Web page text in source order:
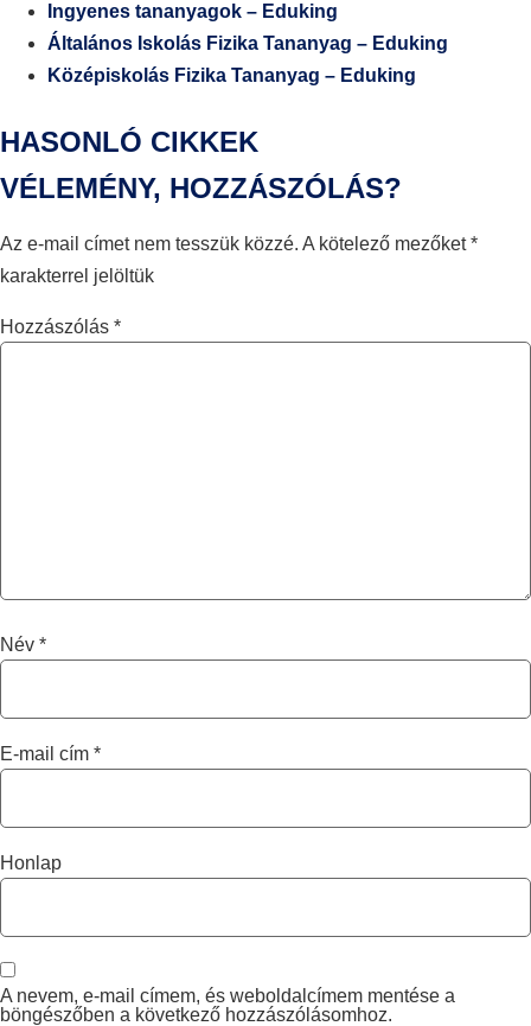
Ingyenes tananyagok – Eduking
Általános Iskolás Fizika Tananyag – Eduking
Középiskolás Fizika Tananyag – Eduking
HASONLÓ CIKKEK
VÉLEMÉNY, HOZZÁSZÓLÁS?
Az e-mail címet nem tesszük közzé. A kötelező mezőket*
karakterrel jelöltük
Hozzászólás *
Név *
E-mail cím *
Honlap
A nevem, e-mail címem, és weboldalcímem mentése a
böngészőben a következő hozzászólásomhoz.